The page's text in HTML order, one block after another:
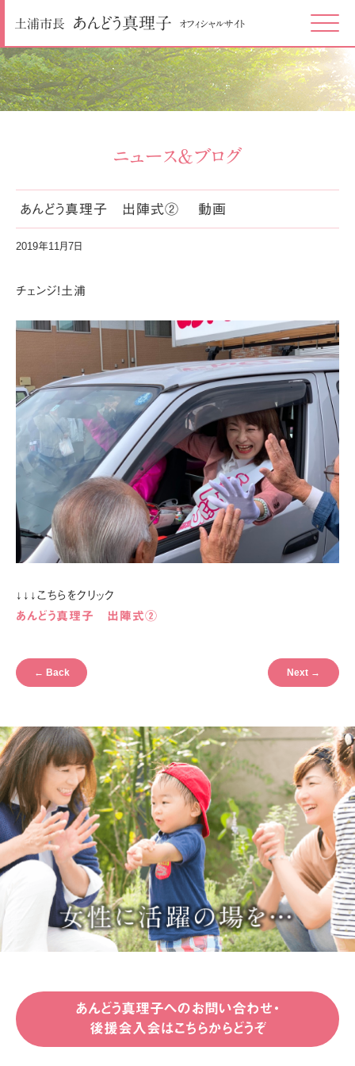
土浦市長 あんどう真理子 オフィシャルサイト Click
ニュース＆ブログ
あんどう真理子 出陣式② 動画
2019年11月7日
チェンジ!土浦
↓↓↓こちらをクリック
あんどう真理子 出陣式②
← Back Next →
あんどう真理子へのお問い合わせ・
後援会入会はこちらからどうぞ